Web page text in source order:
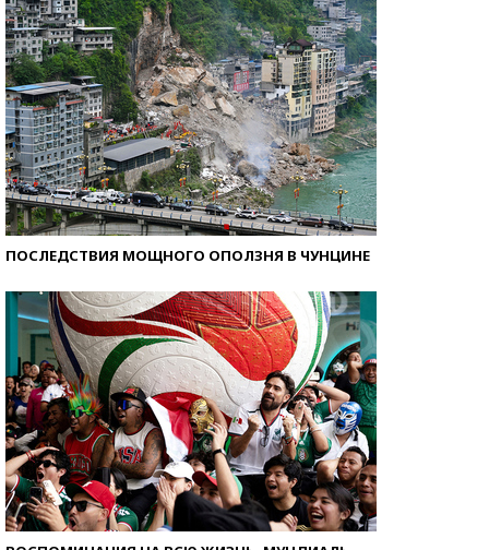
ПОСЛЕДСТВИЯ МОЩНОГО ОПОЛЗНЯ В ЧУНЦИНЕ